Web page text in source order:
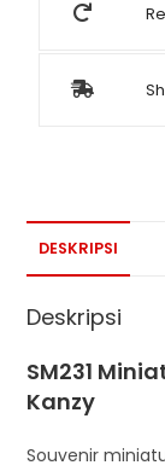
DESKRIPSI
Deskripsi
SM231
Kanzy
Souvenir